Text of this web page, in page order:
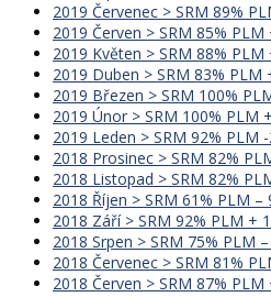
2019 Červenec > SRM 89%
2019 Červen > SRM 85% PLM
2019 Květen > SRM 88% PLM
2019 Duben > SRM 83% PLM
2019 Březen > SRM 100%
2019 Únor > SRM 100% PLM
2019 Leden > SRM 92% PLM
2018 Prosinec > SRM 82%
2018 Listopad > SRM 82%
2018 Říjen > SRM 61% PLM –
2018 Září > SRM 92% PLM +
2018 Srpen > SRM 75% PLM
2018 Červenec > SRM 81%
2018 Červen > SRM 87% PLM